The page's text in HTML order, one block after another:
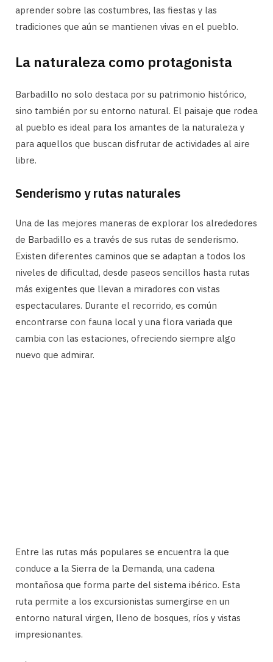
aprender sobre las costumbres, las fiestas y las
tradiciones que aún se mantienen vivas en el pueblo.
La naturaleza como protagonista
Barbadillo no solo destaca por su patrimonio histórico,
sino también por su entorno natural. El paisaje que rodea
al pueblo es ideal para los amantes de la naturaleza y
para aquellos que buscan disfrutar de actividades al aire
libre.
Senderismo y rutas naturales
Una de las mejores maneras de explorar los alrededores
de Barbadillo es a través de sus rutas de senderismo.
Existen diferentes caminos que se adaptan a todos los
niveles de dificultad, desde paseos sencillos hasta rutas
más exigentes que llevan a miradores con vistas
espectaculares. Durante el recorrido, es común
encontrarse con fauna local y una flora variada que
cambia con las estaciones, ofreciendo siempre algo
nuevo que admirar.
Entre las rutas más populares se encuentra la que
conduce a la Sierra de la Demanda, una cadena
montañosa que forma parte del sistema ibérico. Esta
ruta permite a los excursionistas sumergirse en un
entorno natural virgen, lleno de bosques, ríos y vistas
impresionantes.